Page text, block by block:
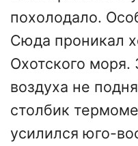
похолодало.
Сюда проникал
Охотского
воздуха не
столбик
усилился юго-